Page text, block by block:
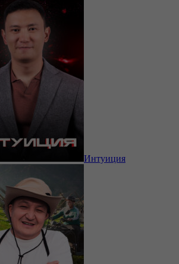
Интуиция